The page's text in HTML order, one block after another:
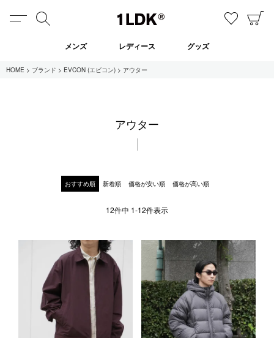
MENU お気に
メンズ レディース グッズ
セール
UNIVERSAL PRODUCTS.
EVCON
MY___
1LDK STAND
SEARCH
HOME ブランド EVCON (エビコン) アウター
アウター
おすすめ順 新着順 価格が安い順 価格が高い順
12件中 1-12件表示